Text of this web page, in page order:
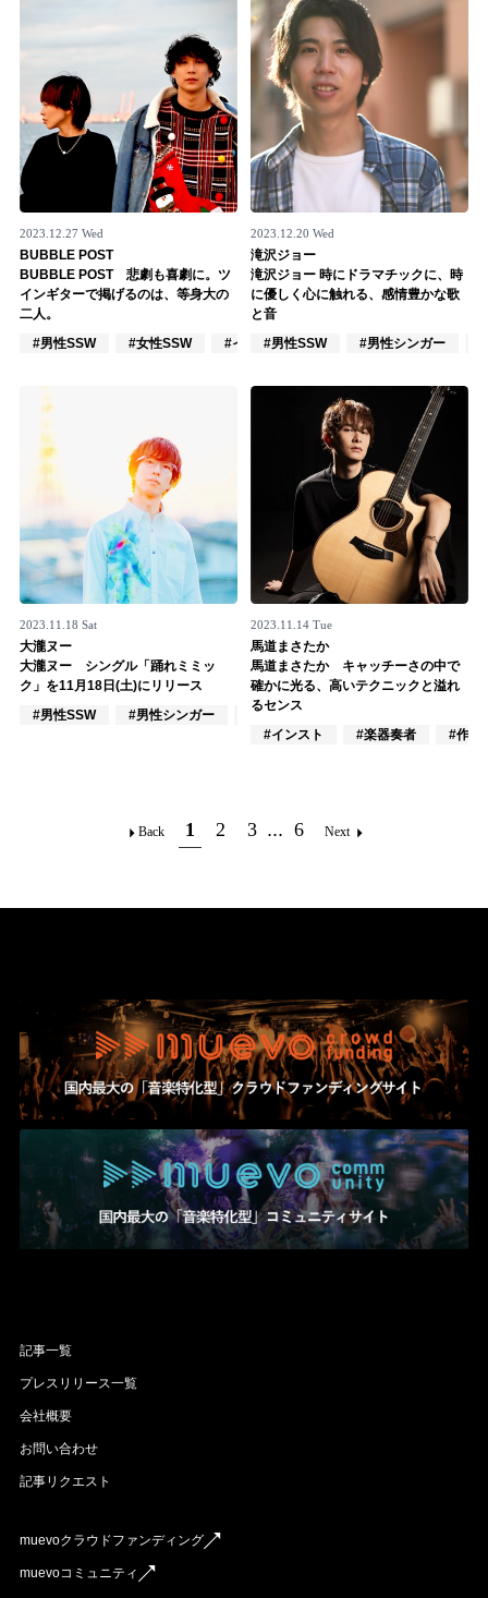
2023.12.27 Wed
BUBBLE POST
BUBBLE POST 悲劇も喜劇に。ツ
インギターで掲げるのは、等身大の
二人。
#男性SSW
#女性SSW #インディーズ
2023.12.20 Wed
滝沢ジョー
滝沢ジョー 時にドラマチックに、時
に優しく心に触れる、感情豊かな歌
と音
#男性SSW
#男性シンガー
2023.11.18 Sat
大瀧ヌー
大瀧ヌー シングル「踊れミミッ
ク」を11月18日(土)にリリース
#男性SSW
#男性シンガー #男性シンガーグループ
2023.11.14 Tue
馬道まさたか
馬道まさたか キャッチーさの中で
確かに光る、高いテクニックと溢れ
るセンス
#インスト
#楽器奏者 #作詞
Back 1 2 3 ... 6 Next
記事一覧
プレスリリース一覧
会社概要
お問い合わせ
記事リクエスト
muevoクラウドファンディング
muevoコミュニティ